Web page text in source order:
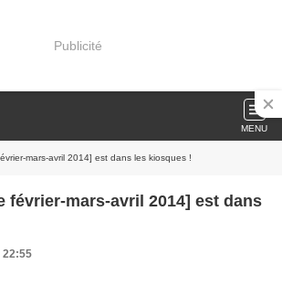
Publicité
MENU
mars-avril 2014] est dans les kiosques !
février-mars-avril 2014] est dans
22:55